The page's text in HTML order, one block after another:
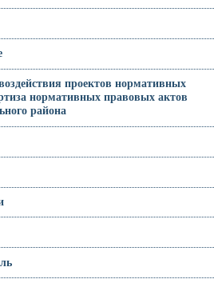
проектов нормативных
нормативных правовых актов
района